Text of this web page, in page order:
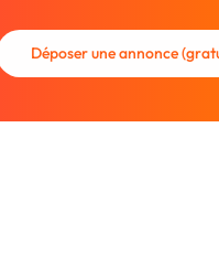
Déposer une annonce